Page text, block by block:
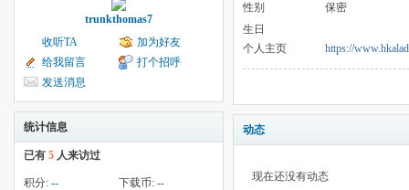
trunkthomas7
收听TA
加为好友
给我留言
打个招呼
发送消息
统计信息
已有 5 人来访过
积分: -- 下载币: --
性别
保密
生日
个人主页
https://
动态
现在还没有动态